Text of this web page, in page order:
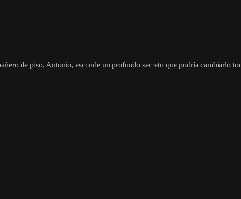
de piso, Antonio, esconde un profundo secreto que podría cambiarlo